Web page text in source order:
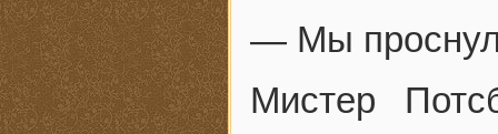
— Мы
Мистер